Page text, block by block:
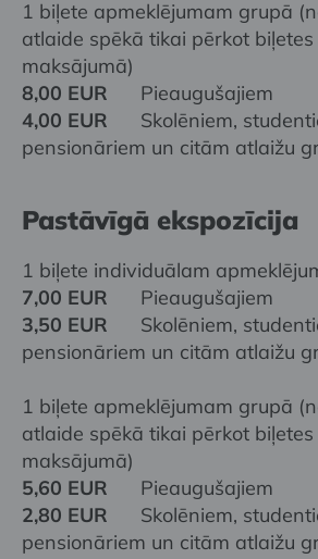
1 biļete apmeklējumam grupā
atlaide spēkā tikai pērkot
maksājumā)
8,00 EUR Pieaugušajiem
4,00 EUR
Skolēniem,
pensionāriem un citām atlaižu
Pastāvīgā ekspozīcija
1 biļete individuālam
7,00 EUR Pieaugušajiem
3,50 EUR
Skolēniem,
pensionāriem un citām atlaižu
1 biļete apmeklējumam grupā
atlaide spēkā tikai pērkot
maksājumā)
5,60 EUR Pieaugušajiem
2,80 EUR
Skolēniem,
pensionāriem un citām atlaižu